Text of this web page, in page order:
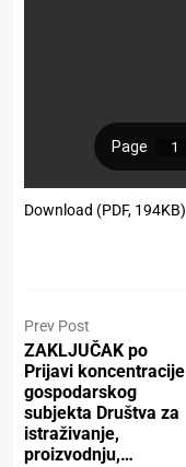
Download (PDF, 194KB)
Prev Post
ZAKLJUČAK po
Prijavi koncentracije
gospodarskog
subjekta Društva za
istraživanje,
proizvodnju,…